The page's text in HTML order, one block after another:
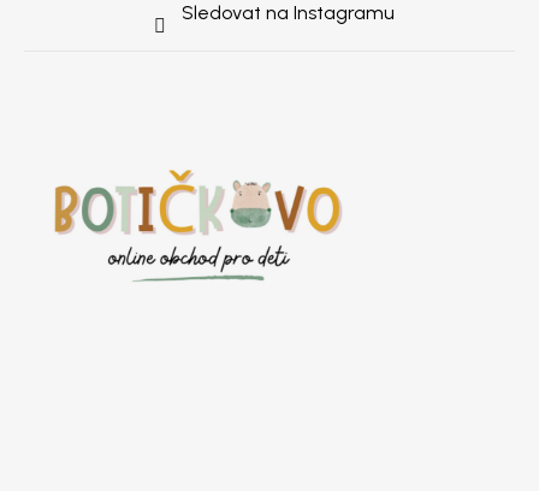
Sledovat na Instagramu